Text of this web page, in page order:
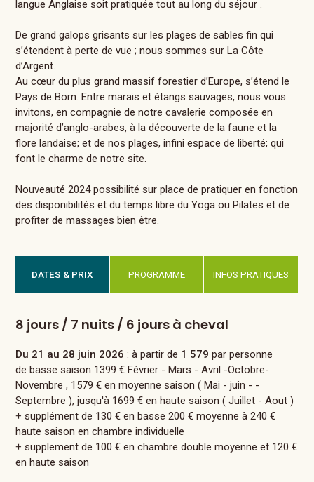
langue Anglaise soit pratiquée tout au long du séjour .
De grand galops grisants sur les plages de sables fin qui
s’étendent à perte de vue ; nous sommes sur La Côte
d’Argent.
Au cœur du plus grand massif forestier d’Europe, s’étend le
Pays de Born. Entre marais et étangs sauvages, nous vous
invitons, en compagnie de notre cavalerie composée en
majorité d’anglo-arabes, à la découverte de la faune et la
flore landaise; et de nos plages, infini espace de liberté; qui
font le charme de notre site.
Nouveauté 2024 possibilité sur place de pratiquer en fonction
des disponibilités et du temps libre du Yoga ou Pilates et de
profiter de massages bien être.
DATES & PRIX PROGRAMME INFOS PRATIQUES
8 jours / 7 nuits / 6 jours à cheval
Du 21 au 28 juin 2026 : à partir de 1 579 par personne
de basse saison 1399 € Février - Mars - Avril -Octobre-
Novembre , 1579 € en moyenne saison ( Mai - juin - -
Septembre ), jusqu'à 1699 € en haute saison ( Juillet - Aout )
+ supplément de 130 € en basse 200 € moyenne à 240 €
haute saison en chambre individuelle
+ supplement de 100 € en chambre double moyenne et 120 €
en haute saison